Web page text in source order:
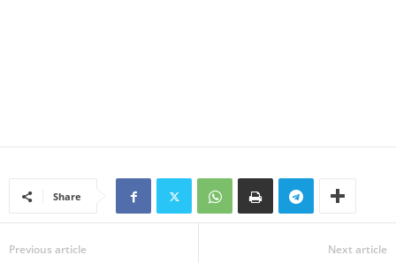
Share
Previous article Next article